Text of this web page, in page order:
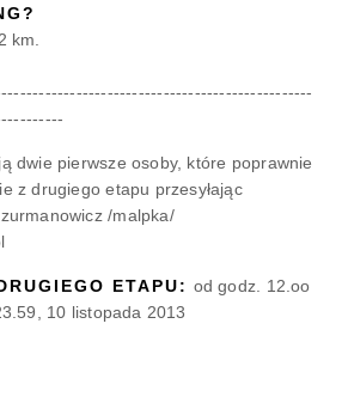
km.
dwie pierwsze osoby, które poprawnie
z drugiego etapu przesyłając
/malpka/
ETAPU: od godz. 12.oo
10 listopada 2013